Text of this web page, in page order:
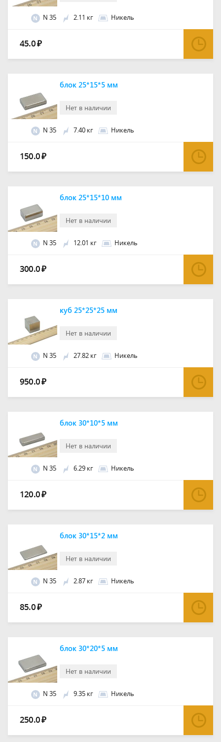
N N 35 2.11 кг Никель
45.0₽
Нет в наличии
блок 25*15*5 мм
N N 35 7.40 кг Никель
150.0₽
Нет в наличии
блок 25*15*10 мм
N N 35 12.01 кг Никель
300.0₽
Нет в наличии
куб 25*25*25 мм
N N 35 27.82 кг Никель
950.0₽
Нет в наличии
блок 30*10*5 мм
N N 35 6.29 кг Никель
120.0₽
Нет в наличии
блок 30*15*2 мм
N N 35 2.87 кг Никель
85.0₽
Нет в наличии
блок 30*20*5 мм
N N 35 9.35 кг Никель
250.0₽